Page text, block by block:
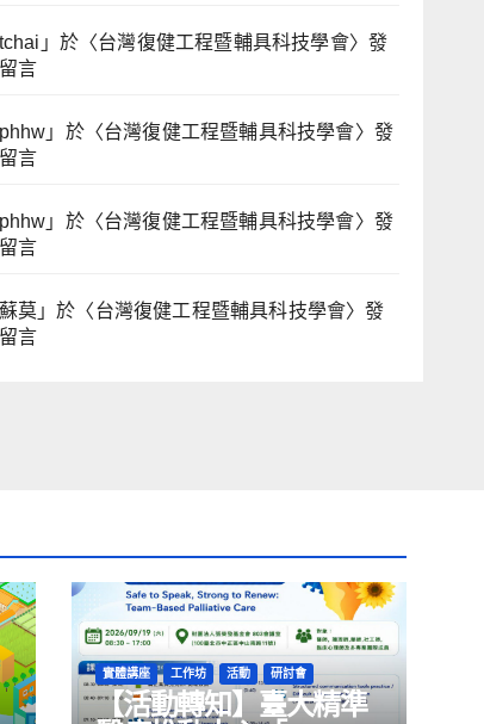
tchai 」於〈台灣復健工程暨輔具科技學會〉發
言
phhw 」於〈台灣復健工程暨輔具科技學會〉發
言
phhw 」於〈台灣復健工程暨輔具科技學會〉發
言
蘇莫」於〈台灣復健工程暨輔具科技學會〉發
言
實體講座 工作坊 活動 研討會
【活動轉知】臺大精準